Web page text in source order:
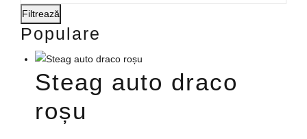
pagina
Filtrează
Populare
Steag auto draco
roșu